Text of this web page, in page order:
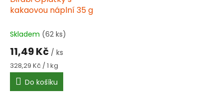
kakaovou náplní 35 g
Skladem (62 ks)
11,49 Kč / ks
Měrná
cena:
328,29 Kč / 1 kg
Do košíku